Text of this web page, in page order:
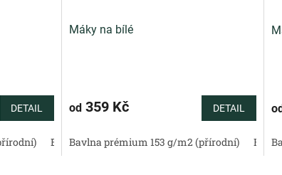
DETAIL
Bavlněný satén 130 g/m2 (přírodní) Bavlněné
Máky na bílé
od359 Kč DETAIL
Bavlna prémium 153 g/m2 (přírodní)